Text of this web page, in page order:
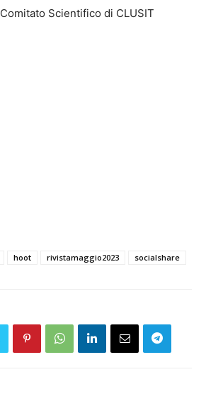
Comitato Scientifico di CLUSIT
hoot rivistamaggio2023 socialshare